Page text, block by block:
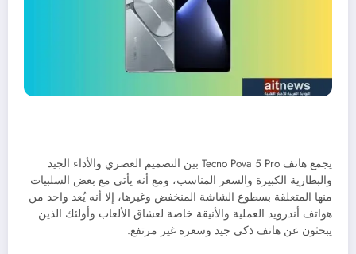
يجمع هاتف
Tecno Pova 5 Pro بين التصميم العصري والأداء الجيد
والبطارية الكبيرة والسعر المناسب، ومع أنه يأتي مع بعض السلبيات
منها المتعلقة بسطوع الشاشة المنخفض وغيرها، إلا أنه يُعد واحد من
هواتف أندرويد العملية والأنيقة خاصة لعشاق الألعاب وأولئك الذين
يبحثون عن هاتف ذكي جيد وسعره غير مرتفع.